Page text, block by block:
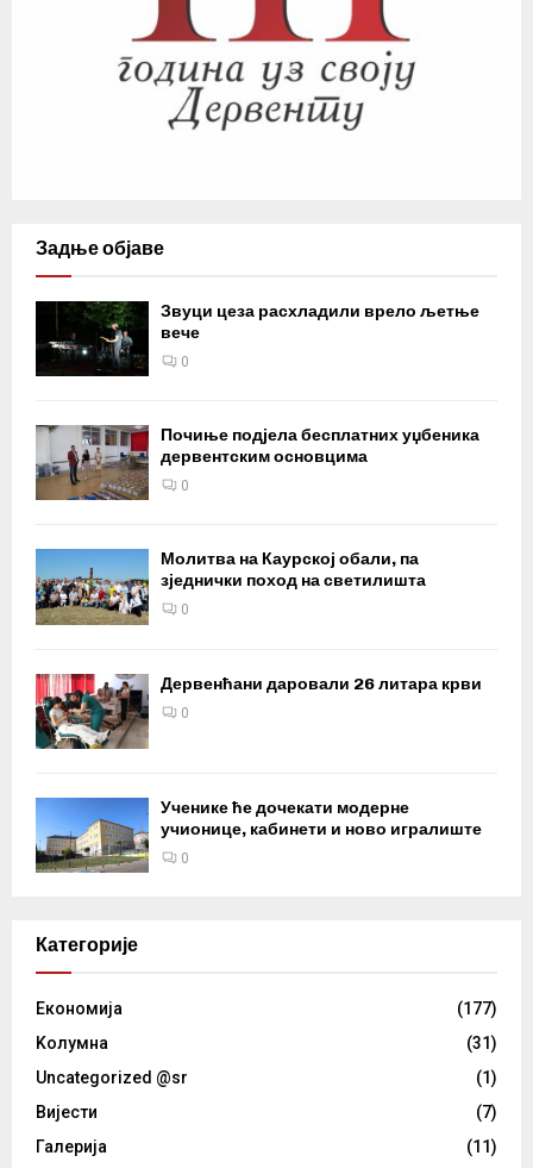
Задње објаве
Звуци цеза расхладили врело љетње
вече
0
Почиње подјела бесплатних уџбеника
дервентским основцима
0
Молитва на Каурској обали, па
зједнички поход на светилишта
0
Дервенћани даровали 26 литара крви
0
Ученике ће дочекати модерне
учионице, кабинети и ново игралиште
0
Категорије
Eкономија
(177)
Kолумнa
(31)
Uncategorized @sr
(1)
Вијести
(7)
Галерија
(11)